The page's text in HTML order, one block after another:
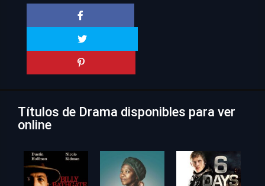
Títulos de Drama disponibles para ver
online